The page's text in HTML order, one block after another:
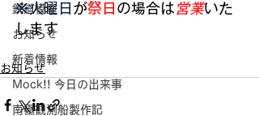
鉄道模型
お知らせ
新着情報
Mock!! 今日の出来事
南極観測船製作記
※火曜日 が祭日 の場合は 営業いた
します
お知らせ